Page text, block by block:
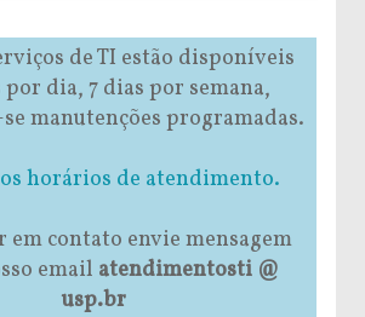
de TI estão disponíveis
por dia, 7 dias por semana,
manutenções programadas.
os horários de atendimento.
em contato envie mensagem
email atendimentosti @
usp.br